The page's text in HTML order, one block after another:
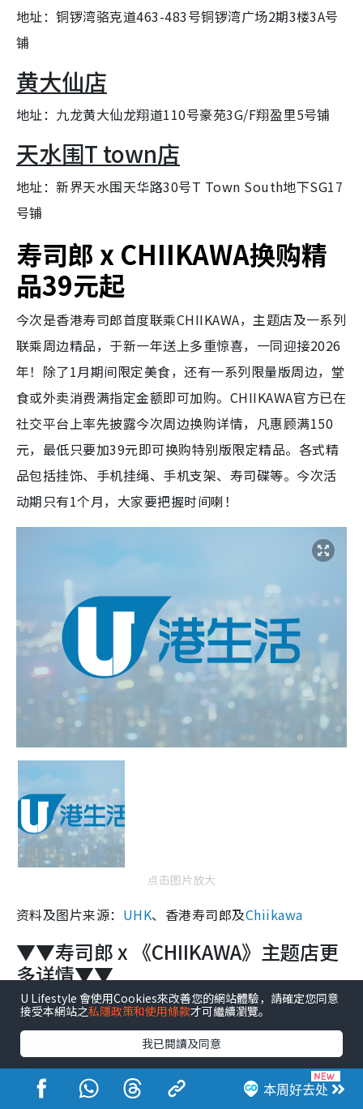
地址：铜锣湾骆克道463-483号铜锣湾广场2期3楼3A号
铺
黄大仙店
地址：九龙黄大仙龙翔道110号豪苑3G/F翔盈里5号铺
天水围T town店
地址：新界天水围天华路30号T Town South地下SG17
号铺
寿司郎 x CHIIKAWA换购精
品39元起
今次是香港寿司郎首度联乘CHIIKAWA，主题店及一系列
联乘周边精品，于新一年送上多重惊喜，一同迎接2026
年！除了1月期间限定美食，还有一系列限量版周边，堂
食或外卖消费满指定金额即可加购。CHIIKAWA官方已在
社交平台上率先披露今次周边换购详情，凡惠顾满150
元，最低只要加39元即可换购特别版限定精品。各式精
品包括挂饰、手机挂绳、手机支架、寿司碟等。今次活
动期只有1个月，大家要把握时间喇！
点击图片放大
资料及图片来源： UHK、香港寿司郎及Chiikawa
▼▼寿司郎 x 《CHIIKAWA》主题店更
多详情▼▼
本周好去处
U Lifestyle 會使用Cookies來改善您的網站體驗，請確定您同意
接受本網站之私隱政策和使用條款才可繼續瀏覽。
我已閱讀及同意